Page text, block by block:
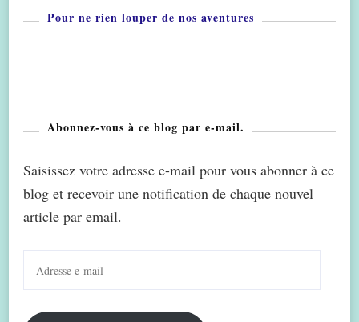
Pour ne rien louper de nos aventures
Abonnez-vous à ce blog par e-mail.
Saisissez votre adresse e-mail pour vous abonner à ce
blog et recevoir une notification de chaque nouvel
article par email.
mail